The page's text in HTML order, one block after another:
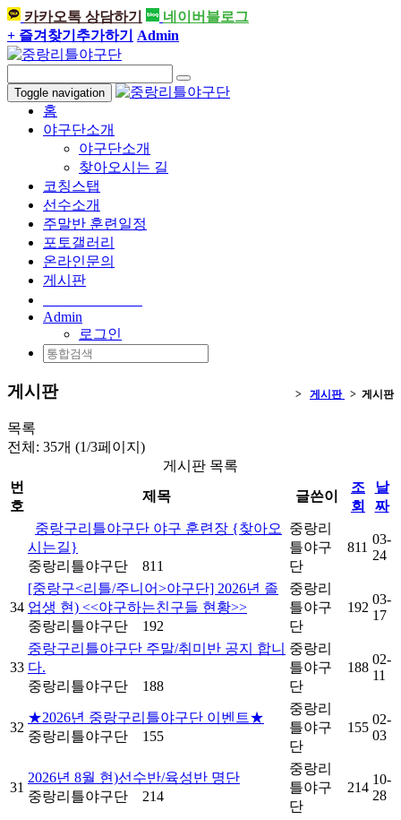
카카오톡 상담하기
네이버블로그
+ 즐겨찾기추가하기
Admin
Toggle navigation
홈
야구단소개
야구단소개
찾아오시는 길
코칭스탭
선수소개
주말반 훈련일정
포토갤러리
온라인문의
게시판
Admin
로그인
게시판 > 게시판 > 게시판
목록
전체: 35개 (1/3페이지)
게시판 목록
번
호
제목 글쓴이
조
회
날
짜
중랑구리틀야구단 야구 훈련장 {찾아오
시는길}
중랑리틀야구단
811
중랑리
틀야구
단
811
03-
24
34
[중랑구<리틀/주니어>야구단] 2026년 졸
업생 현) <<야구하는친구들 현황>>
중랑리틀야구단
192
중랑리
틀야구
단
192
03-
17
33
중랑구리틀야구단 주말/취미반 공지 합니
다.
중랑리틀야구단
188
중랑리
틀야구
단
188
02-
11
32
★2026년 중랑구리틀야구단 이벤트★
중랑리틀야구단
155
중랑리
틀야구
단
155
02-
03
31
2026년 8월 현)선수반/육성반 명단
중랑리틀야구단
214
중랑리
틀야구
단
214
10-
28